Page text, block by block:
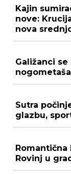
Kajin
nove:
nova
Galižanci
nogometaša
Sutra
glazbu,
Romantična
Rovinj u